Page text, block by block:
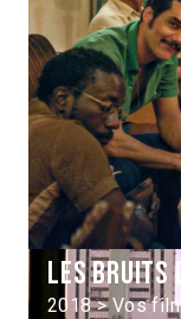
Les Bruits
2018 > Vos